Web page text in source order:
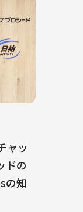
ャッ
ドの
の知